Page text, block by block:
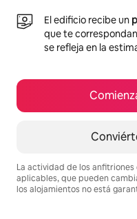
El edificio recibe un
que te
se refleja en la
La actividad de los
aplicables, que pueden
los alojamientos no está